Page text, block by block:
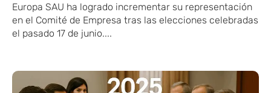
Europa SAU ha logrado incrementar su representación
en el Comité de Empresa tras las elecciones celebradas
el pasado 17 de junio....